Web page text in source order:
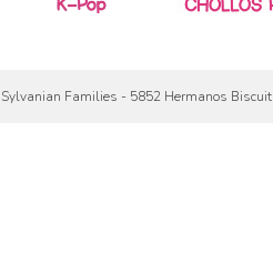
Sylvanian Families - 5852 Hermanos Biscuit